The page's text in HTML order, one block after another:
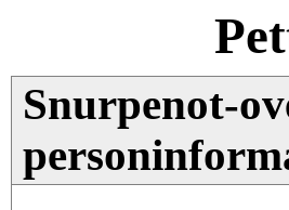
Snurpenot-